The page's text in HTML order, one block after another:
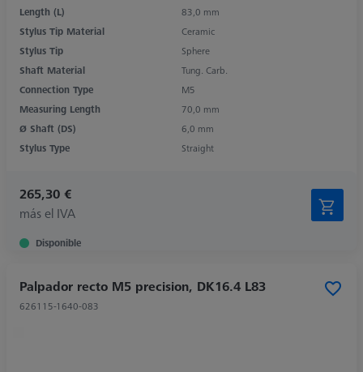
Length (L)
83,0 mm
Stylus Tip Material
Ceramic
Stylus Tip
Sphere
Shaft Material
Tung. Carb.
Connection Type
M5
Measuring Length
70,0 mm
Ø Shaft (DS)
6,0 mm
Stylus Type
Straight
265,30 €
más el IVA
Disponible
Palpador recto M5 precision, DK16.4 L83
626115-1640-083